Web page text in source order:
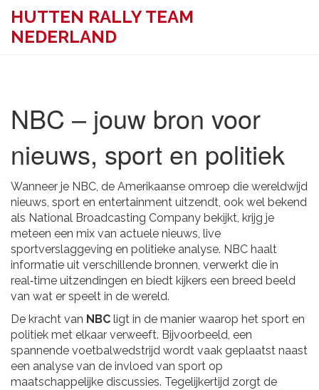
HUTTEN RALLY TEAM
NEDERLAND
NBC – jouw bron voor
nieuws, sport en politiek
Wanneer je NBC, de Amerikaanse omroep die wereldwijd
nieuws, sport en entertainment uitzendt, ook wel bekend
als National Broadcasting Company bekijkt, krijg je
meteen een mix van actuele nieuws, live
sportverslaggeving en politieke analyse. NBC haalt
informatie uit verschillende bronnen, verwerkt die in
real‑time uitzendingen en biedt kijkers een breed beeld
van wat er speelt in de wereld.
De kracht van NBC ligt in de manier waarop het sport en
politiek met elkaar verweeft. Bijvoorbeeld, een
spannende voetbalwedstrijd wordt vaak geplaatst naast
een analyse van de invloed van sport op
maatschappelijke discussies. Tegelijkertijd zorgt de